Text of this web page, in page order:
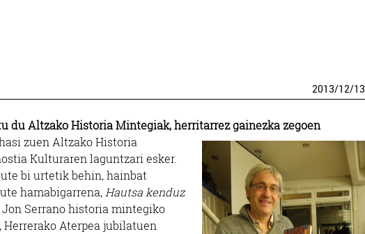
2013/12/13
du Altzako Historia Mintegiak, herritarrez gainezka zegoen
zuen Altzako Historia
Kulturaren laguntzari esker.
bi urtetik behin, hainbat
hamabigarrena, Hautsa kenduz
Serrano historia mintegiko
Aterpea jubilatuen